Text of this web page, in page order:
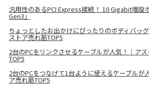
汎用性のあるPCI Express接続！ 10 Gigabit増設
Gen3」
ちょっとしたお出かけにぴったりのボディバッ
ストア売れ筋TOP5
2台のPCをリンクさせるケーブルが人気！｜ア
TOP5
2台のPCをつなげて1台ように使えるケーブルが
ア売れ筋TOP5